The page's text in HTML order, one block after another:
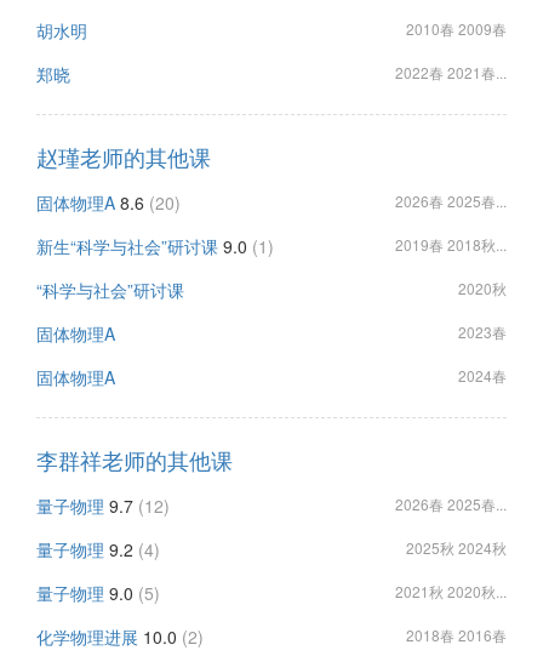
胡水明 2010春 2009春
郑晓 2022春 2021春...
赵瑾老师的其他课
固体物理A 8.6 (20) 2026春 2025春...
新生“科学与社会”研讨课 9.0 (1) 2019春 2018秋...
“科学与社会”研讨课 2020秋
固体物理A 2023春
固体物理A 2024春
李群祥老师的其他课
量子物理 9.7 (12) 2026春 2025春...
量子物理 9.2 (4) 2025秋 2024秋
量子物理 9.0 (5) 2021秋 2020秋...
化学物理进展 10.0 (2) 2018春 2016春